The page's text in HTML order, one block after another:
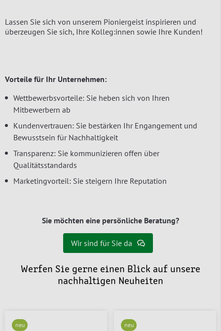
Lassen Sie sich von unserem Pioniergeist inspirieren und
überzeugen Sie sich, Ihre Kolleg:innen sowie Ihre Kunden!
Vorteile für Ihr Unternehmen:
Wettbewerbsvorteile: Sie heben sich von Ihren
Mitbewerbern ab
Kundenvertrauen: Sie bestärken Ihr Engangement und
Bewusstsein für Nachhaltigkeit
Transparenz: Sie kommunizieren offen über
Qualitätsstandards
Marketingvorteil: Sie steigern Ihre Reputation
Sie möchten eine persönliche Beratung?
Wir sind für Sie da
Werfen Sie gerne einen Blick auf unsere
nachhaltigen Neuheiten
neu neu